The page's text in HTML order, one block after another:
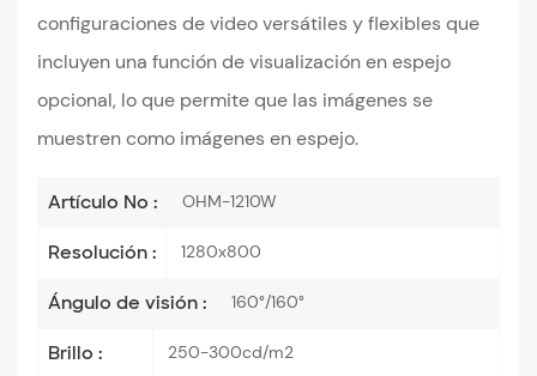
configuraciones de video versátiles y flexibles que
incluyen una función de visualización en espejo
opcional, lo que permite que las imágenes se
muestren como imágenes en espejo.
Artículo No : OHM-1210W
Resolución : 1280x800
Ángulo de visión : 160°/160°
Brillo : 250-300cd/m2